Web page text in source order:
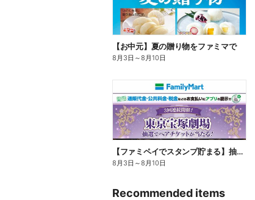
【お中元】夏の贈り物をファミマで
8月3日 ～8月10日
【ファミペイでスタンプ貯まる】抽選でペアチケットが当たる!
8月3日 ～8月10日
Recommended items